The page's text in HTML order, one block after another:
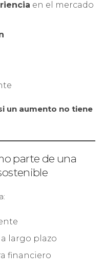
en el mercado
un aumento no tiene
parte de una
largo plazo
financiero